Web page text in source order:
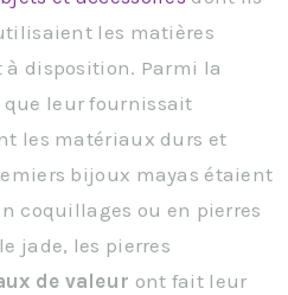
les matières
disposition. Parmi la
leur fournissait
les matériaux durs et
bijoux mayas étaient
coquillages ou en pierres
jade, les pierres
de valeur ont fait leur